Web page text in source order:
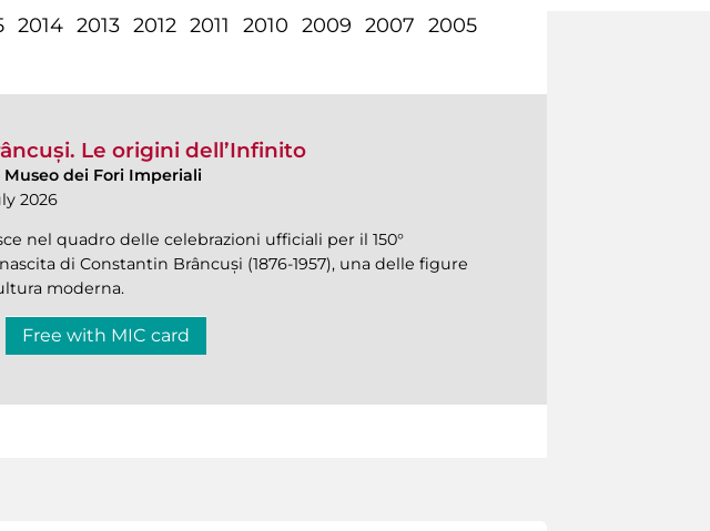
2014 2013 2012 2011 2010 2009 2007 2005
Le origini dell’Infinito
dei Fori Imperiali
2026
nel quadro delle celebrazioni ufficiali per il 150°
di Constantin Brâncuși (1876-1957), una delle figure
moderna.
Free with MIC card